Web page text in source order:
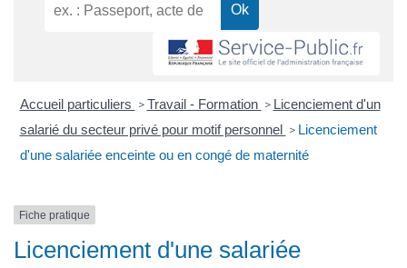
Accueil particuliers > Travail - Formation > Licenciement d'un
salarié du secteur privé pour motif personnel > Licenciement
d'une salariée enceinte ou en congé de maternité
Fiche pratique
Licenciement d'une salariée